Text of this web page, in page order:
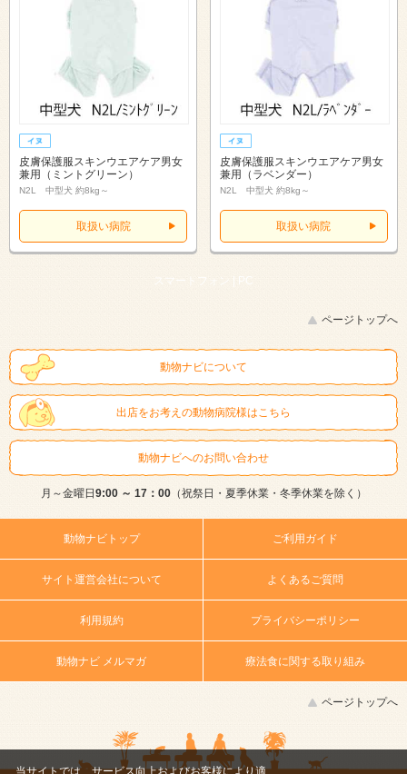
皮膚保護服スキンウエアケア男女
兼用（ミントグリーン）
N2L 中型犬 約8kg～
取扱い病院
皮膚保護服スキンウエアケア男女
兼用（ラベンダー）
N2L 中型犬 約8kg～
取扱い病院
スマートフォン | PC
ページトップへ
動物ナビについて
出店をお考えの動物病院様はこちら
動物ナビへのお問い合わせ
月～金曜日9:00 ～ 17：00（祝祭日・夏季休業・冬季休業を除く）
動物ナビトップ ご利用ガイド
サイト運営会社について よくあるご質問
利用規約 プライバシーポリシー
動物ナビ メルマガ 療法食に関する取り組み
ページトップへ